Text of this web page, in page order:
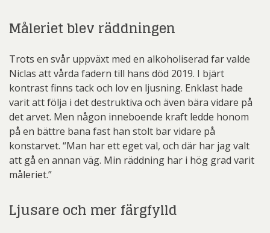
Måleriet blev räddningen
Trots en svår uppväxt med en alkoholiserad far valde
Niclas att vårda fadern till hans död 2019. I bjärt
kontrast finns tack och lov en ljusning. Enklast hade
varit att följa i det destruktiva och även bära vidare på
det arvet. Men någon inneboende kraft ledde honom
på en bättre bana fast han stolt bar vidare på
konstarvet. “Man har ett eget val, och där har jag valt
att gå en annan väg. Min räddning har i hög grad varit
måleriet.”
Ljusare och mer färgfylld